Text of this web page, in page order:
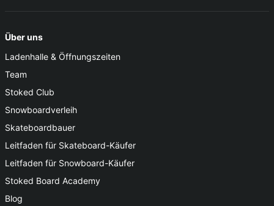
Über uns
Ladenhalle & Öffnungszeiten
Team
Stoked Club
Snowboardverleih
Skateboardbauer
Leitfaden für Skateboard-Käufer
Leitfaden für Snowboard-Käufer
Stoked Board Academy
Blog